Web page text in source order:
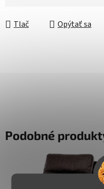
Tlač Opýtať sa
Podobné